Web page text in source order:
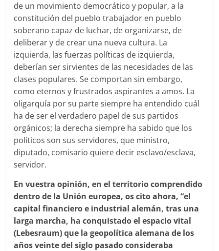
de un movimiento democrático y popular, a la
constitución del pueblo trabajador en pueblo
soberano capaz de luchar, de organizarse, de
deliberar y de crear una nueva cultura. La
izquierda, las fuerzas políticas de izquierda,
deberían ser sirvientes de las necesidades de las
clases populares. Se comportan sin embargo,
como eternos y frustrados aspirantes a amos. La
oligarquía por su parte siempre ha entendido cuál
ha de ser el verdadero papel de sus partidos
orgánicos; la derecha siempre ha sabido que los
políticos son sus servidores, que ministro,
diputado, comisario quiere decir esclavo/esclava,
servidor.
En vuestra opinión, en el territorio comprendido
dentro de la Unión europea, os cito ahora, “el
capital financiero e industrial alemán, tras una
larga marcha, ha conquistado el espacio vital
(Lebesraum) que la geopolítica alemana de los
años veinte del siglo pasado consideraba